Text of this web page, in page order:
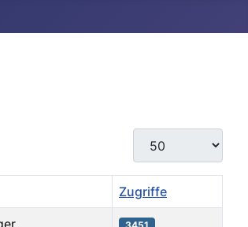
Anzeige #
Zugriffe